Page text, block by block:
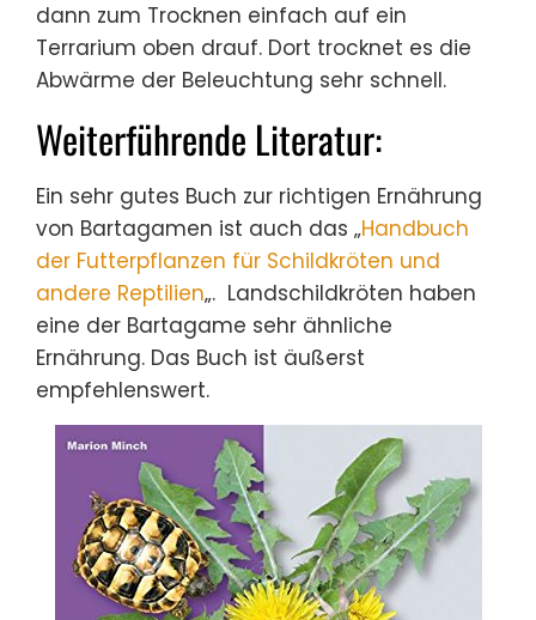
dann zum Trocknen einfach auf ein
Terrarium oben drauf. Dort trocknet es die
Abwärme der Beleuchtung sehr schnell.
Weiterführende Literatur:
Ein sehr gutes Buch zur richtigen Ernährung
von Bartagamen ist auch das „Handbuch
der Futterpflanzen für Schildkröten und
andere Reptilien„. Landschildkröten haben
eine der Bartagame sehr ähnliche
Ernährung. Das Buch ist äußerst
empfehlenswert.